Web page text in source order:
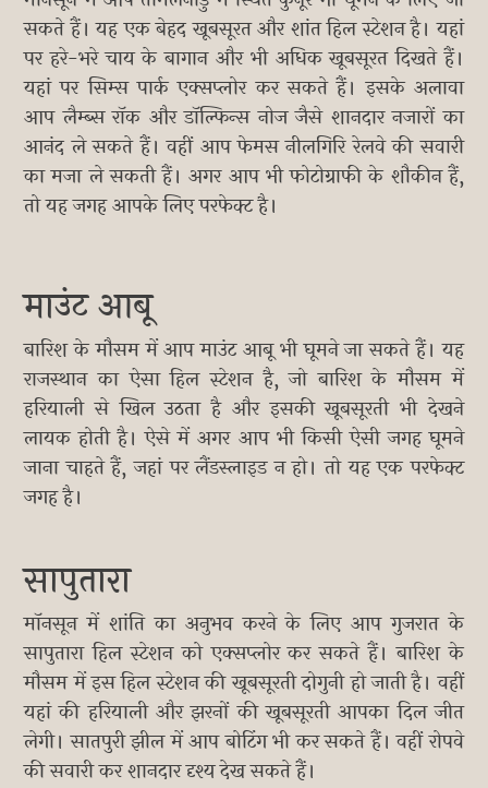
सकते हैं। यह एक बेहद खूबसूरत और शांत हिल स्टेशन है। यहां
पर हरे-भरे चाय के बागान और भी अधिक खूबसूरत दिखते हैं।
यहां पर सिम्स पार्क एक्सप्लोर कर सकते हैं। इसके अलावा
आप लैम्ब्स रॉक और डॉल्फिन्स नोज जैसे शानदार नजारों का
आनंद ले सकते हैं। वहीं आप फेमस नीलगिरि रेलवे की सवारी
का मजा ले सकती हैं। अगर आप भी फोटोग्राफी के शौकीन हैं,
तो यह जगह आपके लिए परफेक्ट है।
माउंट आबू
बारिश के मौसम में आप माउंट आबू भी घूमने जा सकते हैं। यह
राजस्थान का ऐसा हिल स्टेशन है, जो बारिश के मौसम में
हरियाली से खिल उठता है और इसकी खूबसूरती भी देखने
लायक होती है। ऐसे में अगर आप भी किसी ऐसी जगह घूमने
जाना चाहते हैं, जहां पर लैंडस्लाइड न हो। तो यह एक परफेक्ट
जगह है।
सापुतारा
मॉनसून में शांति का अनुभव करने के लिए आप गुजरात के
सापुतारा हिल स्टेशन को एक्सप्लोर कर सकते हैं। बारिश के
मौसम में इस हिल स्टेशन की खूबसूरती दोगुनी हो जाती है। वहीं
यहां की हरियाली और झरनों की खूबसूरती आपका दिल जीत
लेगी। सातपुरी झील में आप बोटिंग भी कर सकते हैं। वहीं रोपवे
की सवारी कर शानदार दृश्य देख सकते हैं।